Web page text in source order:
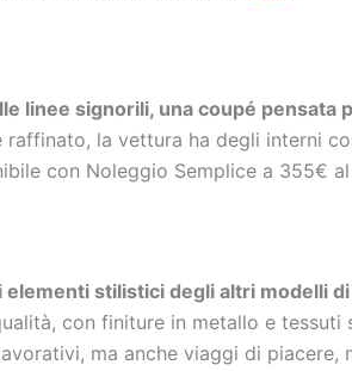
linee signorili, una coupé
la vettura ha degli interni
con Noleggio Semplice a 355€ al
elementi stilistici degli altri modelli
con finiture in metallo e tessuti
ma anche viaggi di